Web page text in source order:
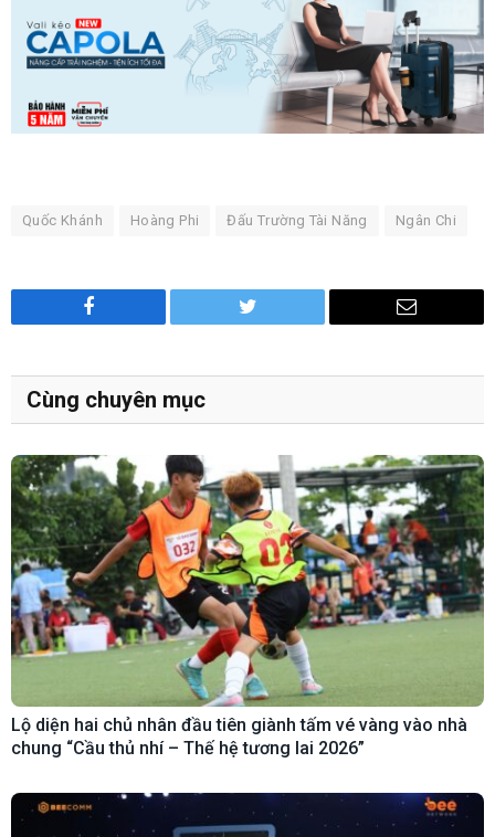
Quốc Khánh Hoàng Phi Đấu Trường Tài Năng Ngân Chi
Facebook Twitter Email
Cùng chuyên mục
Lộ diện hai chủ nhân đầu tiên giành tấm vé vàng vào nhà
chung “Cầu thủ nhí – Thế hệ tương lai 2026”